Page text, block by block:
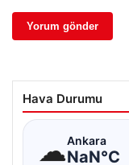
Hava Durumu
☁Ankara
NaN°C